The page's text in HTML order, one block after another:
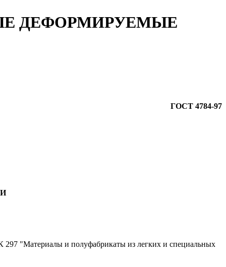
ДЕФОРМИРУЕМЫЕ
ГОСТ 4784-97
"Материалы и полуфабрикаты из легких и специальных